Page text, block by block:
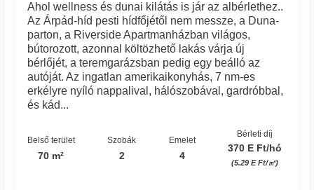
Ahol wellness és dunai kilátás is jár az albérlethez..
Az Árpád-híd pesti hídfőjétől nem messze, a Duna-
parton, a Riverside Apartmanházban világos,
bútorozott, azonnal költözhető lakás várja új
bérlőjét, a teremgarázsban pedig egy beálló az
autóját. Az ingatlan amerikaikonyhás, 7 nm-es
erkélyre nyíló nappalival, hálószobával, gardróbbal,
és kád...
Belső terület
70 m²
Szobák
2
Emelet
4
Bérleti díj
370 E Ft/hó
(5.29 E Ft/㎡)